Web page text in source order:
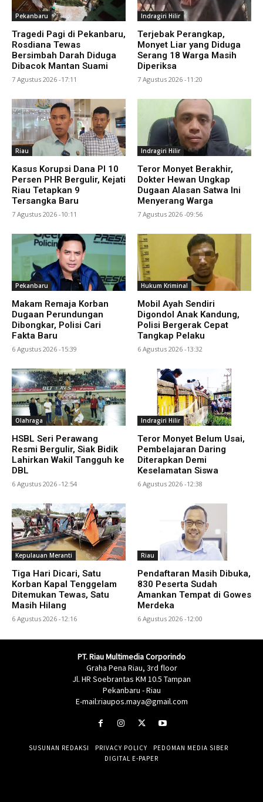
Pekanbaru
Tragedi Pagi di Pekanbaru,
Rosdiana Tewas
Bersimbah Darah Diduga
Dibacok Mantan Suami
7 Agustus 2026 -17:11
Indragiri Hilir
Terjebak Perangkap,
Monyet Liar yang Diduga
Serang 18 Warga Masih
Diperiksa
7 Agustus 2026 -11:20
Riau
Kasus Korupsi Dana PI 10
Persen PHR Bergulir, Kejati
Riau Tetapkan 9
Tersangka Baru
7 Agustus 2026 -10:11
Indragiri Hilir
Teror Monyet Berakhir,
Dokter Hewan Ungkap
Dugaan Alasan Satwa Ini
Menyerang Warga
7 Agustus 2026 -09:56
Pekanbaru
Makam Remaja Korban
Dugaan Perundungan
Dibongkar, Polisi Cari
Fakta Baru
6 Agustus 2026 -15:39
Hukum Kriminal
Mobil Ayah Sendiri
Digondol Anak Kandung,
Polisi Bergerak Cepat
Tangkap Pelaku
6 Agustus 2026 -13:32
Olahraga
HSBL Seri Perawang
Resmi Bergulir, Siak Bidik
Lahirkan Wakil Tangguh ke
DBL
6 Agustus 2026 -12:54
Indragiri Hilir
Teror Monyet Belum Usai,
Pembelajaran Daring
Diterapkan Demi
Keselamatan Siswa
6 Agustus 2026 -12:38
Kepulauan Meranti
Tiga Hari Dicari, Satu
Korban Kapal Tenggelam
Ditemukan Tewas, Satu
Masih Hilang
6 Agustus 2026 -12:16
Riau
Pendaftaran Masih Dibuka,
830 Peserta Sudah
Amankan Tempat di Gowes
Merdeka
6 Agustus 2026 -12:00
PT. Riau Multimedia Corporindo
Graha Pena Riau, 3rd floor
Jl. HR Soebrantas KM 10.5 Tampan
Pekanbaru - Riau
E-mail:riaupos.maya@gmail.com
SUSUNAN REDAKSI PRIVACY POLICY
PEDOMAN MEDIA SIBER
DIGITAL E-PAPER